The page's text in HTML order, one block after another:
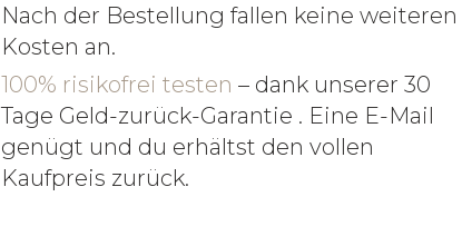
Nach der Bestellung fallen keine weiteren
Kosten an.
100% risikofrei testen – dank unserer 30
Tage Geld-zurück-Garantie . Eine E-Mail
genügt und du erhältst den vollen
Kaufpreis zurück.